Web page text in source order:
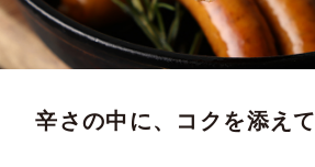
辛さの中に、コクを添えて